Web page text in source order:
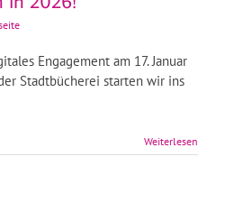
Engagement am 17. Januar
Stadtbücherei starten wir ins
Weiterlesen